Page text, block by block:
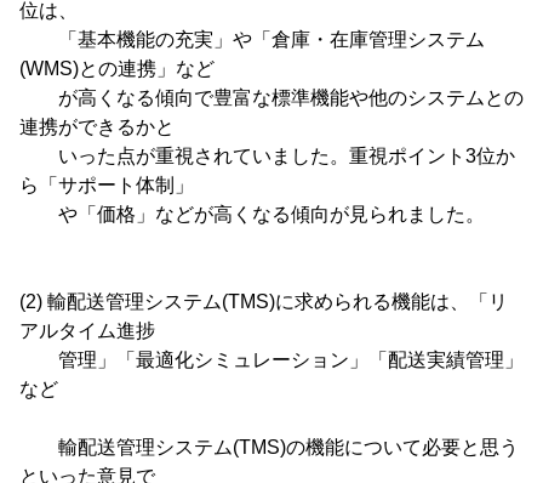
位は、
「基本機能の充実」や「倉庫・在庫管理システム
(WMS)との連携」など
が高くなる傾向で豊富な標準機能や他のシステムとの
連携ができるかと
いった点が重視されていました。重視ポイント3位か
ら「サポート体制」
や「価格」などが高くなる傾向が見られました。
(2) 輸配送管理システム(TMS)に求められる機能は、「リ
アルタイム進捗
管理」「最適化シミュレーション」「配送実績管理」
など
輸配送管理システム(TMS)の機能について必要と思う
といった意見で